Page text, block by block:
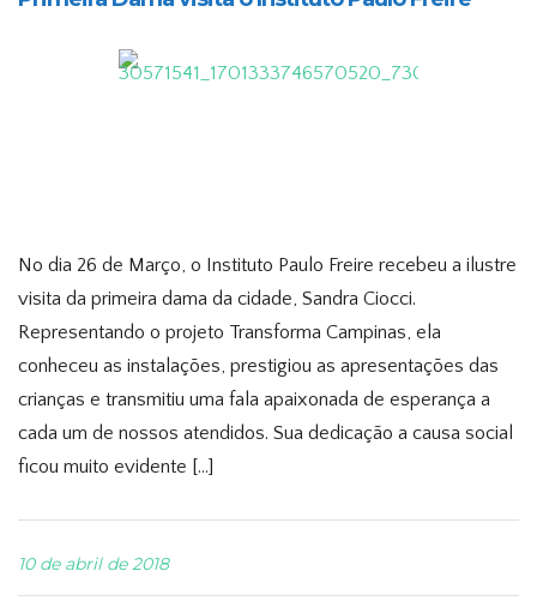
No dia 26 de Março, o Instituto Paulo Freire recebeu a ilustre
visita da primeira dama da cidade, Sandra Ciocci.
Representando o projeto Transforma Campinas, ela
conheceu as instalações, prestigiou as apresentações das
crianças e transmitiu uma fala apaixonada de esperança a
cada um de nossos atendidos. Sua dedicação a causa social
ficou muito evidente […]
10 de abril de 2018